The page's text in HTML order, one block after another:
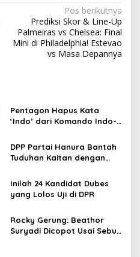
Pos berikutnya
Prediksi Skor & Line-Up
Palmeiras vs Chelsea: Final
Mini di Philadelphia! Estevao
vs Masa Depannya
Pentagon Hapus Kata
‘Indo’ dari Komando Indo-
DPP Partai Hanura Bantah
Tuduhan Kaitan dengan
MBG
Inilah 24 Kandidat Dubes
yang Lolos Uji di DPR
Rocky Gerung: Beathor
Suryadi Dicopot Usai Sebut